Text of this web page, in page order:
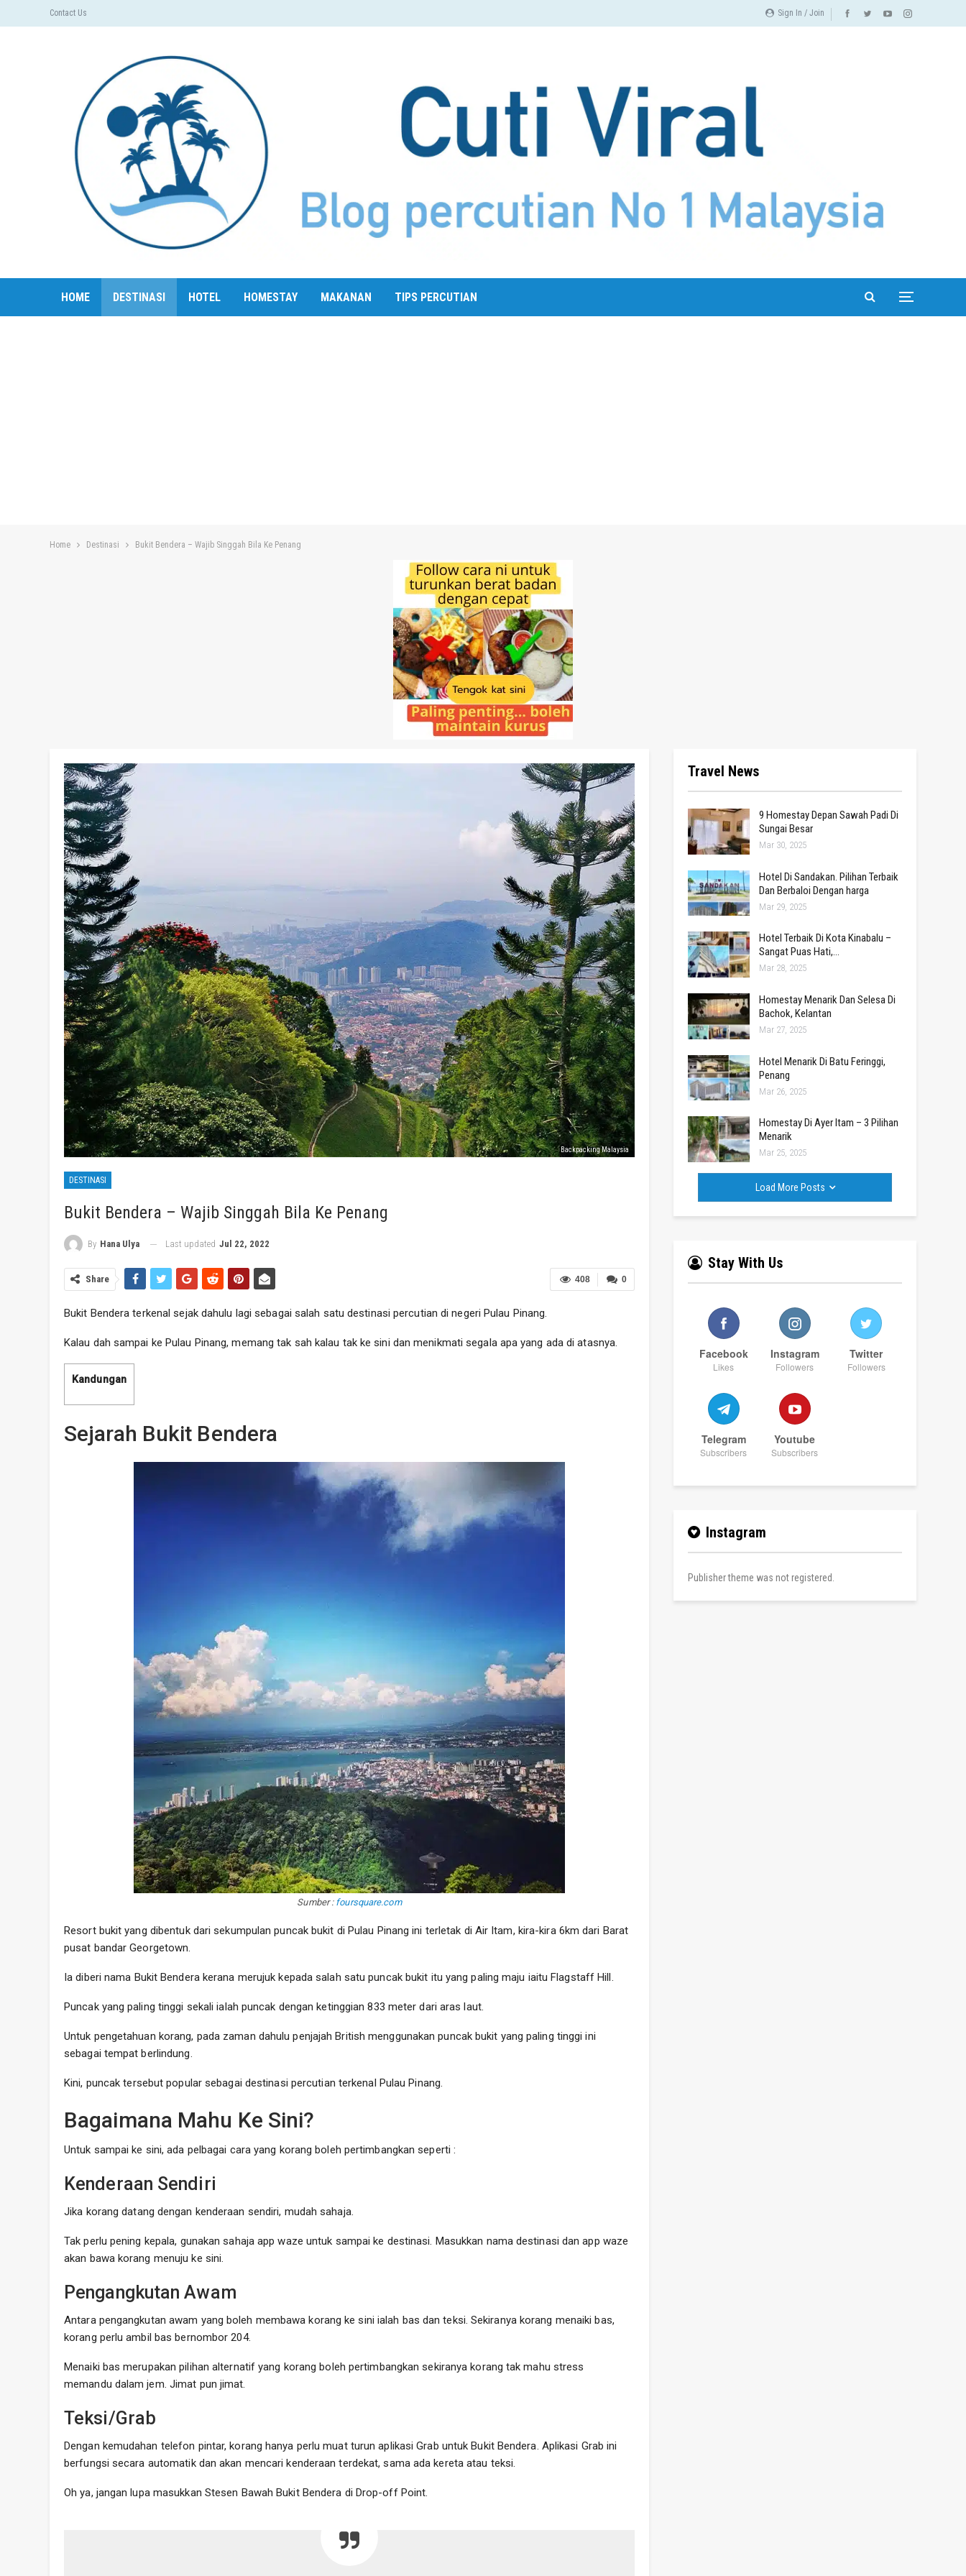
Sign In / Join
Contact Us
HOME DESTINASI HOTEL HOMESTAY MAKANAN TIPS PERCUTIAN
Home Destinasi Bukit Bendera – Wajib Singgah Bila Ke Penang
Backpacking Malaysia
DESTINASI
Bukit Bendera – Wajib Singgah Bila Ke Penang
By Hana Ulya Last updated Jul 22, 2022
0
408
Share
Bukit Bendera terkenal sejak dahulu lagi sebagai salah satu destinasi percutian di negeri Pulau Pinang.
Kalau dah sampai ke Pulau Pinang, memang tak sah kalau tak ke sini dan menikmati segala apa yang ada di atasnya.
Kandungan
Sejarah Bukit Bendera
Sumber : foursquare.com
Resort bukit yang dibentuk dari sekumpulan puncak bukit di Pulau Pinang ini terletak di Air Itam, kira-kira 6km dari Barat
pusat bandar Georgetown.
Ia diberi nama Bukit Bendera kerana merujuk kepada salah satu puncak bukit itu yang paling maju iaitu Flagstaff Hill.
Puncak yang paling tinggi sekali ialah puncak dengan ketinggian 833 meter dari aras laut.
Untuk pengetahuan korang, pada zaman dahulu penjajah British menggunakan puncak bukit yang paling tinggi ini
sebagai tempat berlindung.
Kini, puncak tersebut popular sebagai destinasi percutian terkenal Pulau Pinang.
Bagaimana Mahu Ke Sini?
Untuk sampai ke sini, ada pelbagai cara yang korang boleh pertimbangkan seperti :
Kenderaan Sendiri
Jika korang datang dengan kenderaan sendiri, mudah sahaja.
Tak perlu pening kepala, gunakan sahaja app waze untuk sampai ke destinasi. Masukkan nama destinasi dan app waze
akan bawa korang menuju ke sini.
Pengangkutan Awam
Antara pengangkutan awam yang boleh membawa korang ke sini ialah bas dan teksi. Sekiranya korang menaiki bas,
korang perlu ambil bas bernombor 204.
Menaiki bas merupakan pilihan alternatif yang korang boleh pertimbangkan sekiranya korang tak mahu stress
memandu dalam jem. Jimat pun jimat.
Teksi/Grab
Dengan kemudahan telefon pintar, korang hanya perlu muat turun aplikasi Grab untuk Bukit Bendera. Aplikasi Grab ini
berfungsi secara automatik dan akan mencari kenderaan terdekat, sama ada kereta atau teksi.
Oh ya, jangan lupa masukkan Stesen Bawah Bukit Bendera di Drop-off Point.
Travel News
9 Homestay Depan Sawah Padi Di
Sungai Besar
Mar 30, 2025
Hotel Di Sandakan. Pilihan Terbaik
Dan Berbaloi Dengan harga
Mar 29, 2025
Hotel Terbaik Di Kota Kinabalu –
Sangat Puas Hati,…
Mar 28, 2025
Homestay Menarik Dan Selesa Di
Bachok, Kelantan
Mar 27, 2025
Hotel Menarik Di Batu Feringgi,
Penang
Mar 26, 2025
Homestay Di Ayer Itam – 3 Pilihan
Menarik
Mar 25, 2025
Load More Posts
Stay With Us
Facebook
Likes
Instagram
Followers
Twitter
Followers
Telegram
Subscribers
Youtube
Subscribers
Instagram
Publisher theme was not registered.